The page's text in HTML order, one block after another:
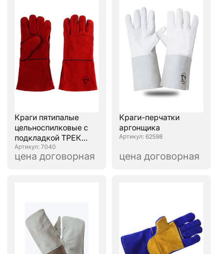
Краги пятипалые
цельноспилковые с
подкладкой ТРЕК
ЛЮКС 350 мм
: 7040
цена договорная
Краги-перчатки
аргонщика
: 62598
цена договорная